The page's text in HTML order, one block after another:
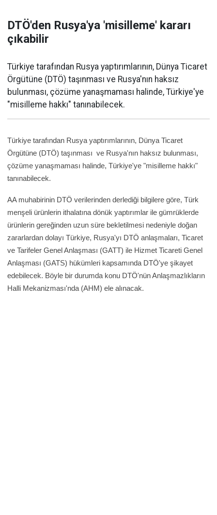
DTÖ'den Rusya'ya 'misilleme' kararı
çıkabilir
Türkiye tarafından Rusya yaptırımlarının, Dünya Ticaret
Örgütüne (DTÖ) taşınması ve Rusya'nın haksız
bulunması, çözüme yanaşmaması halinde, Türkiye'ye
"misilleme hakkı" tanınabilecek.
Türkiye tarafından Rusya yaptırımlarının, Dünya Ticaret
Örgütüne (DTÖ) taşınması ve Rusya'nın haksız bulunması,
çözüme yanaşmaması halinde, Türkiye'ye "misilleme hakkı"
tanınabilecek.
AA muhabirinin DTÖ verilerinden derlediği bilgilere göre, Türk
menşeli ürünlerin ithalatına dönük yaptırımlar ile gümrüklerde
ürünlerin gereğinden uzun süre bekletilmesi nedeniyle doğan
zararlardan dolayı Türkiye, Rusya'yı DTÖ anlaşmaları, Ticaret
ve Tarifeler Genel Anlaşması (GATT) ile Hizmet Ticareti Genel
Anlaşması (GATS) hükümleri kapsamında DTÖ'ye şikayet
edebilecek. Böyle bir durumda konu DTÖ'nün Anlaşmazlıkların
Halli Mekanizması'nda (AHM) ele alınacak.